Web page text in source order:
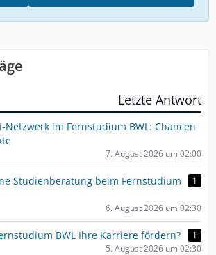
Letzte Antwort
Netzwerk im Fernstudium BWL: Chancen
7. August 2026 um 02:00
Studienberatung beim Fernstudium
1
6. August 2026 um 02:30
BWL Ihre Karriere fördern?
1
5. August 2026 um 02:30